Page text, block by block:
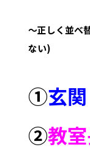
～正しく並
ない)
①玄関
②教